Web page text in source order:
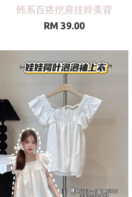
韩系百搭挖肩挂脖美背
RM 39.00